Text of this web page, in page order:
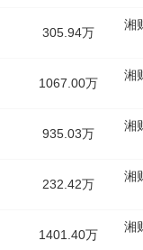
305.94万
湘
1067.00万
湘
935.03万
湘
232.42万
湘
1401.40万
湘